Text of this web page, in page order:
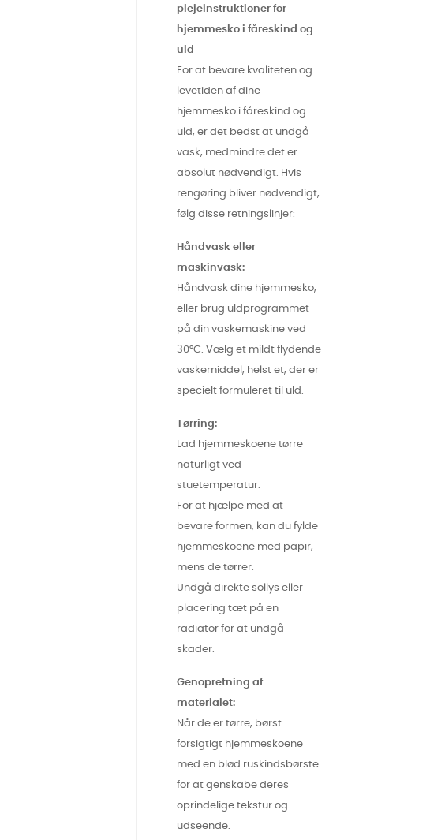
plejeinstruktioner for
hjemmesko i fåreskind og
uld
For at bevare kvaliteten og
levetiden af dine
hjemmesko i fåreskind og
uld, er det bedst at undgå
vask, medmindre det er
absolut nødvendigt. Hvis
rengøring bliver nødvendigt,
følg disse retningslinjer:
Håndvask eller
maskinvask:
Håndvask dine hjemmesko,
eller brug uldprogrammet
på din vaskemaskine ved
30°C. Vælg et mildt flydende
vaskemiddel, helst et, der er
specielt formuleret til uld.
Tørring:
Lad hjemmeskoene tørre
naturligt ved
stuetemperatur.
For at hjælpe med at
bevare formen, kan du fylde
hjemmeskoene med papir,
mens de tørrer.
Undgå direkte sollys eller
placering tæt på en
radiator for at undgå
skader.
Genopretning af
materialet:
Når de er tørre, børst
forsigtigt hjemmeskoene
med en blød ruskindsbørste
for at genskabe deres
oprindelige tekstur og
udseende.